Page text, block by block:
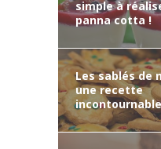
simple à
panna cotta !
Les sablés de
une recette